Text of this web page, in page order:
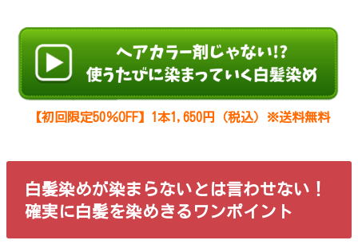
【初回限定50％OFF】1本1,650円（税込）※送料無料
白髪染めが染まらないとは言わせない！
確実に白髪を染めきるワンポイント